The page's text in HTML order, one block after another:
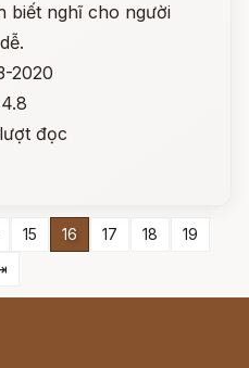
biết nghĩ cho người
2020
4.8
đọc
15 16 17 18
19